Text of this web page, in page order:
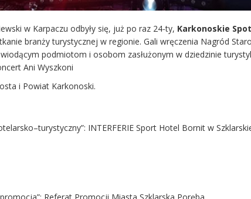
w Karpaczu odbyły się, już po raz 24-ty, Karkonoskie
branży turystycznej w regionie. Gali wręczenia Nagród
podmiotom i osobom zasłużonym w dziedzinie
Ani Wyszkoni
i Powiat Karkonoski.
INTERFERIE Sport Hotel Bornit w
Referat Promocji Miasta Szklarska Poręba